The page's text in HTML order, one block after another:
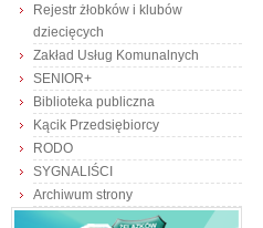
Rejestr żłobków i klubów
dziecięcych
Zakład Usług Komunalnych
SENIOR+
Biblioteka publiczna
Kącik Przedsiębiorcy
RODO
SYGNALIŚCI
Archiwum strony